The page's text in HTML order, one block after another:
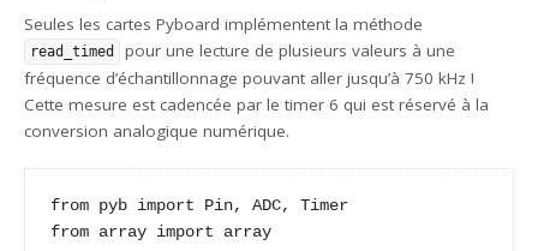
Seules les cartes Pyboard implémentent la méthode
read_timed
pour une lecture de plusieurs valeurs à une
fréquence d’échantillonnage pouvant aller jusqu’à 750 kHz !
Cette mesure est cadencée par le timer 6 qui est réservé à la
conversion analogique numérique.
from pyb import Pin, ADC, Timer
from array import array